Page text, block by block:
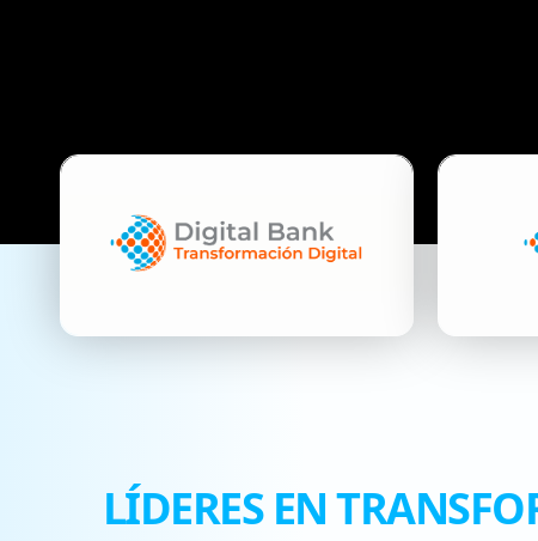
CULTURA & TRANSFORMACIÓN
LÍDERES EN